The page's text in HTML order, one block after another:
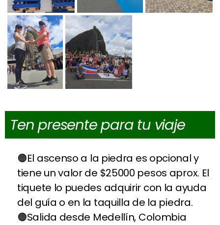
Ten presente para tu viaje
El ascenso a la piedra es opcional y
tiene un valor de $25000 pesos aprox. El
tiquete lo puedes adquirir con la ayuda
del guía o en la taquilla de la piedra.
Salida desde Medellín, Colombia